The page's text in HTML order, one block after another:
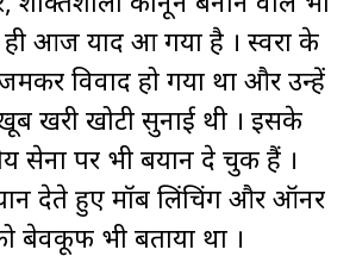
आज याद आ गया है । स्वरा के
विवाद हो गया था और उन्हें
खरी खोटी सुनाई थी । इसके
सेना पर भी बयान दे चुकी हैं ।
देते हुए मॉब लिंचिंग और ऑनर
बेवकूफ भी बताया था ।